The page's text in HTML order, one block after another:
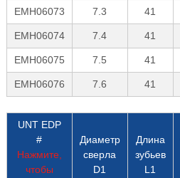
EMH06073 7.3 41
EMH06074 7.4 41
EMH06075 7.5 41
EMH06076 7.6 41
UNT EDP
#
Нажмите,
чтобы
Диаметр
сверла
D1
Длина
зубьев
L1